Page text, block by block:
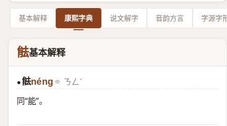
基本解释 康熙字典 说文解字 音韵方言 字源字
䏻基本解释
● 䏻néng ㄋㄥˊ
同“能”。